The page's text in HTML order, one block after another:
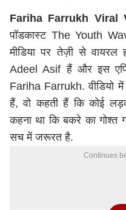
Fariha Farrukh Viral
पॉडकास्ट The Youth
मीडिया पर तेज़ी से वायरल
Adeel Asif हैं और इस
Fariha Farrukh. वीडियो
हैं, वो कहती हैं कि कोई
कहना था कि बकरे का गोश्त
सच में जरूरत है.
Continues